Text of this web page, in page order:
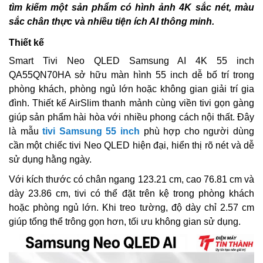
tìm kiếm một sản phẩm có hình ảnh 4K sắc nét, màu
sắc chân thực và nhiều tiện ích AI thông minh.
Thiết kế
Smart Tivi Neo QLED Samsung AI 4K 55 inch
QA55QN70HA sở hữu màn hình 55 inch dễ bố trí trong
phòng khách, phòng ngủ lớn hoặc không gian giải trí gia
đình. Thiết kế AirSlim thanh mảnh cùng viền tivi gọn gàng
giúp sản phẩm hài hòa với nhiều phong cách nội thất. Đây
là mẫutivi Samsung 55 inch phù hợp cho người dùng
cần một chiếc tivi Neo QLED hiện đại, hiển thị rõ nét và dễ
sử dụng hằng ngày.
Với kích thước có chân ngang 123.21 cm, cao 76.81 cm và
dày 23.86 cm, tivi có thể đặt trên kệ trong phòng khách
hoặc phòng ngủ lớn. Khi treo tường, độ dày chỉ 2.57 cm
giúp tổng thể trông gọn hơn, tối ưu không gian sử dụng.